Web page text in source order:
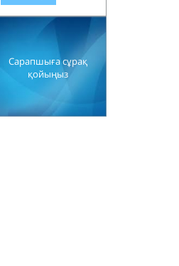
Сарапшыға сұрақ
қойыңыз